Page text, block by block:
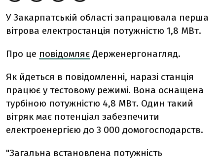
У Закарпатській області запрацювала перша
вітрова електростанція потужністю 1,8 МВт.
Про це повідомляє Держенергонагляд.
Як йдеться в повідомленні, наразі станція
працює у тестовому режимі. Вона оснащена
турбіною потужністю 4,8 МВт. Один такий
вітряк має потенціал забезпечити
електроенергією до 3 000 домогосподарств.
"Загальна встановлена потужність